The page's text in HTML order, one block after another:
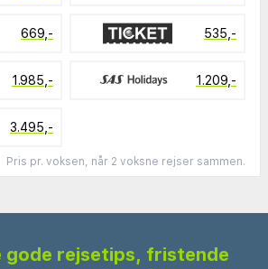
669,- 535,-
1.985,- 1.209,-
3.495,-
Pris pr. voksen, når 2 voksne rejser sammen.
gode rejsetips, fristende